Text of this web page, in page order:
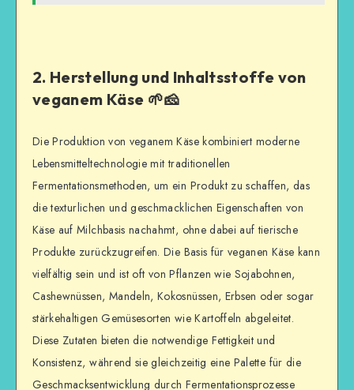
2. Herstellung und Inhaltsstoffe von
veganem Käse 🌱🧀
Die Produktion von veganem Käse kombiniert moderne
Lebensmitteltechnologie mit traditionellen
Fermentationsmethoden, um ein Produkt zu schaffen, das
die texturlichen und geschmacklichen Eigenschaften von
Käse auf Milchbasis nachahmt, ohne dabei auf tierische
Produkte zurückzugreifen. Die Basis für veganen Käse kann
vielfältig sein und ist oft von Pflanzen wie Sojabohnen,
Cashewnüssen, Mandeln, Kokosnüssen, Erbsen oder sogar
stärkehaltigen Gemüsesorten wie Kartoffeln abgeleitet.
Diese Zutaten bieten die notwendige Fettigkeit und
Konsistenz, während sie gleichzeitig eine Palette für die
Geschmacksentwicklung durch Fermentationsprozesse